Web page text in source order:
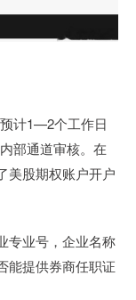
计1—2个工作日
部通道审核。在
美股期权账户开户
专业号，企业名称
能提供券商任职证